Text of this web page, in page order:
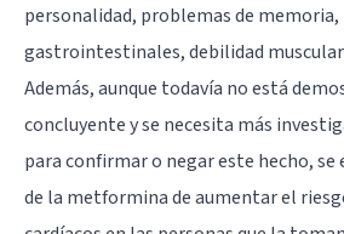
personalidad, problemas de
gastrointestinales, debilidad muscular
Además, aunque todavía no está
concluyente y se necesita más
para confirmar o negar este hecho, se
de la metformina de aumentar el